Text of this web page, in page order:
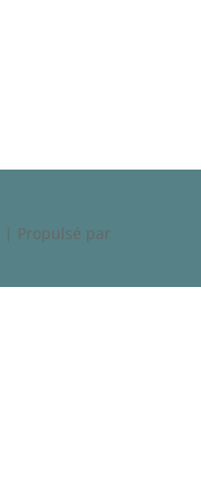
| Propulsé par